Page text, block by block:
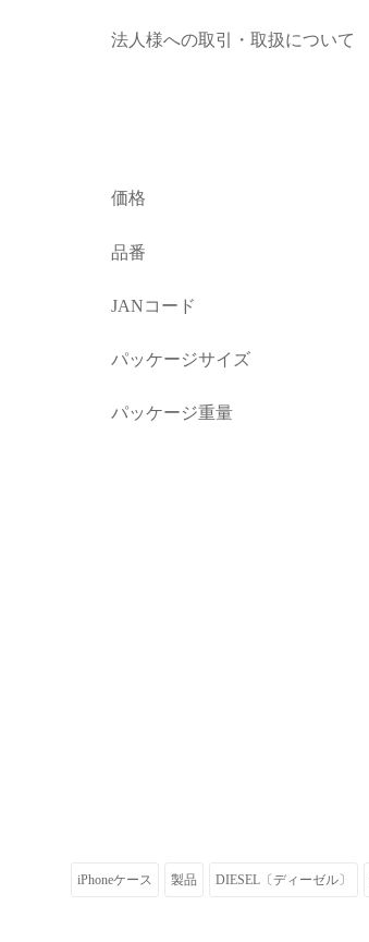
法人様への取引・取扱について
価格
品番
JANコード
パッケージサイズ
パッケージ重量
iPhoneケース 製品 DIESEL〔ディーゼル〕